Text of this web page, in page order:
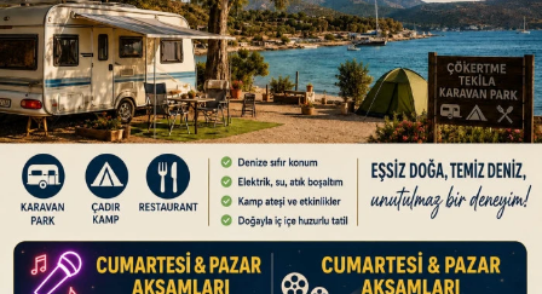
İNGİLTERE
16.01.2025 - 17:32, Güncelleme: 16.01.2025 - 17:32
İngiltere Başbakanı Keir Starmer, Ukrayna ile
ülkesi arasında birçok alanda işbirliğini
geliştirmek amacıyla hazırlanan "100 Yıllık
Ortaklık" anlaşmasını imzalamak üzere başkent
Kiev'e gitti.